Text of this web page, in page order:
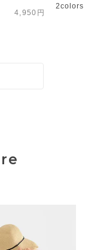
4,950円
2colors